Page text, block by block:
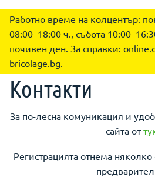
Работно време на колцентър:
08:00–18:00 ч., събота
почивен ден. За справки:
bricolage.bg.
Контакти
За по-лесна комуникация и
сайта от
Регистрацията отнема